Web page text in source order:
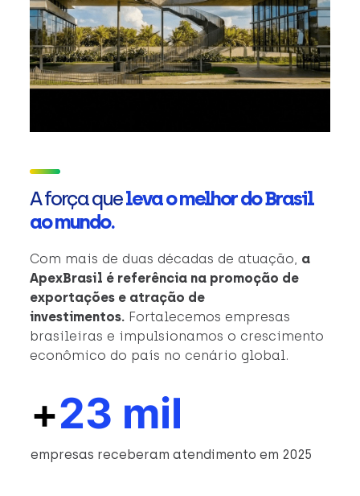
A força queleva o melhor do Brasil
ao mundo.
Com mais de duas décadas de atuação, a
ApexBrasil é referência na promoção de
exportações e atração de
investimentos. Fortalecemos empresas
brasileiras e impulsionamos o crescimento
econômico do país no cenário global.
+23 mil
empresas receberam atendimento em 2025